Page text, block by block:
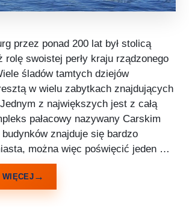
przez ponad 200 lat był stolicą
rolę swoistej perły kraju rządzonego
śladów tamtych dziejów
w wielu zabytkach znajdujących
z największych jest z całą
pałacowy nazywany Carskim
budynków znajduje się bardzo
można więc poświęcić jeden …
WIĘCEJ